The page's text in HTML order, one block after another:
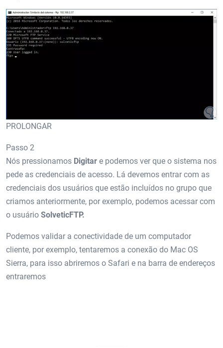
PROLONGAR
Passo 2
Nós pressionamos Digitar e podemos ver que o sistema nos
pede as credenciais de acesso. Lá devemos entrar com as
credenciais dos usuários que estão incluídos no grupo que
criamos anteriormente, por exemplo, podemos acessar com
o usuário SolveticFTP.
Podemos validar a conectividade de um computador
cliente, por exemplo, tentaremos a conexão do Mac OS
Sierra, para isso abriremos o Safari e na barra de endereços
entraremos